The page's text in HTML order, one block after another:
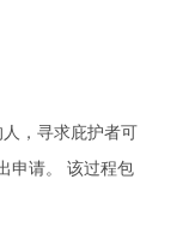
，寻求庇护者可
申请。 该过程包